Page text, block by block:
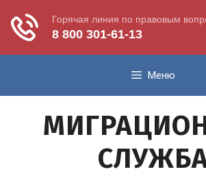
содержимому
Меню